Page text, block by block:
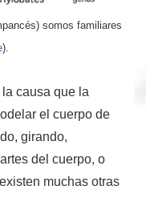
somos familiares
).
causa que la
el cuerpo de
girando,
del cuerpo, o
muchas otras